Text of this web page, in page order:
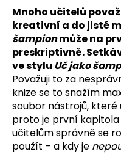
Mnoho učitelů
kreativní a do jisté
šampionmůže na
preskriptivně.
ve stylu Uč jako
Považuji to za
knize se to snažím
soubor nástrojů, které
proto je první
učitelům správně se
použít – a kdy je